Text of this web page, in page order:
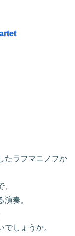
たラフマニノフか
奏。
でしょうか。